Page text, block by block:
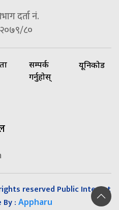
दर्ता नं.
८०
सम्पर्क
गर्नुहोस्
यूनिकोड
reserved Public Interest
: Appharu